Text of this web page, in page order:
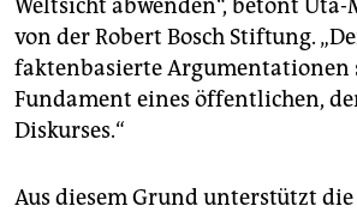
Weltsicht abwenden“, betont
von der Robert Bosch Stiftung.
faktenbasierte Argumentationen
Fundament eines öffentlichen,
Diskurses.“
Aus diesem Grund unterstützt